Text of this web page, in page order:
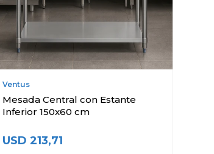
Ventus
Mesada Central con Estante
Inferior 150x60 cm
USD 213,71